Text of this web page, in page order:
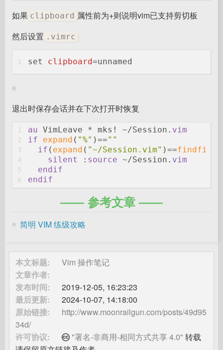
如果 clipboard 属性前为+则说明vim已支持剪切板
然后设置 .vimrc
1 set clipboard=unnamed
退出时保存会话并在下次打开时恢复
1
2
3
4
5
6
au VimLeave * mks! ~/Session. vim
if
expand ( "%" )==""
if ( expand ( "~/Session.vim" )==findfile
silent
: source ~/Session. vim
endif
endif
参考文章
简明 VIM 练级攻略
本文标题:
Vim 操作笔记
文章作者:
发布时间:
2019-12-05, 16:23:23
最后更新:
2024-10-07, 14:18:00
原始链接:
http://www.moonrailgun.com/posts/49d95
34d/
许可协议:
"署名-非商用-相同方式共享 4.0" 转载